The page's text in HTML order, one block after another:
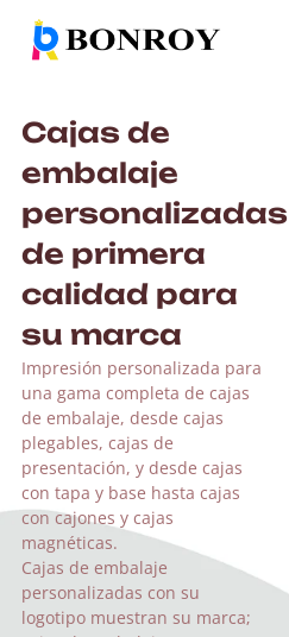
Cajas de
embalaje
personalizadas
de primera
calidad para
su marca
Impresión personalizada para
una gama completa de cajas
de embalaje, desde cajas
plegables, cajas de
presentación, y desde cajas
con tapa y base hasta cajas
con cajones y cajas
magnéticas.
Cajas de embalaje
personalizadas con su
logotipo muestran su marca;